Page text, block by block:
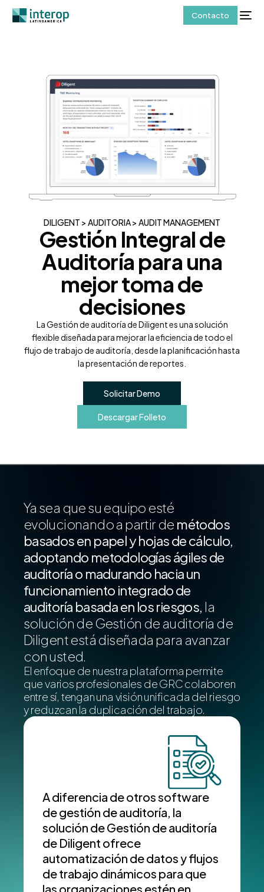
Contacto
DILIGENT > AUDITORIA > AUDIT MANAGEMENT
Gestión Integral de
Auditoría para una
mejor toma de
decisiones
La Gestión de auditoría de Diligent es una solución
flexible diseñada para mejorar la eficiencia de todo el
flujo de trabajo de auditoría, desde la planificación hasta
la presentación de reportes.
Solicitar Demo
Descargar Folleto
Ya sea que su equipo esté
evolucionando a partir de métodos
basados en papel y hojas de cálculo,
adoptando metodologías ágiles de
auditoría o madurando hacia un
funcionamiento integrado de
auditoría basada en los riesgos, la
solución de Gestión de auditoría de
Diligent está diseñada para avanzar
con usted.
El enfoque de nuestra plataforma permite
que varios profesionales de GRC colaboren
entre sí, tengan una visión unificada del riesgo
y reduzcan la duplicación del trabajo.
A diferencia de otros software
de gestión de auditoría, la
solución de Gestión de auditoría
de Diligent ofrece
automatización de datos y flujos
de trabajo dinámicos para que
las organizaciones estén en